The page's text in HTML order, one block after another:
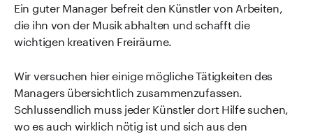
Ein guter Manager befreit den Künstler von Arbeiten,
die ihn von der Musik abhalten und schafft die
wichtigen kreativen Freiräume.
Wir versuchen hier einige mögliche Tätigkeiten des
Managers übersichtlich zusammenzufassen.
Schlussendlich muss jeder Künstler dort Hilfe suchen,
wo es auch wirklich nötig ist und sich aus den